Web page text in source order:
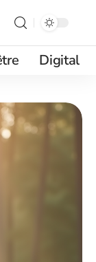
Digital